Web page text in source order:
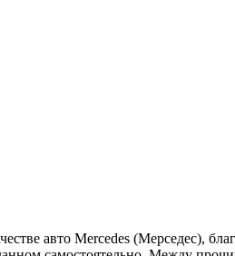
авто Mercedes (Мерседес),